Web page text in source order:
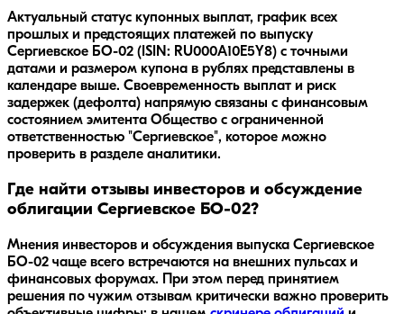
Актуальный статус купонных выплат, график всех
прошлых и предстоящих платежей по выпуску
Сергиевское БО-02 (ISIN: RU000A10E5Y8) с точными
датами и размером купона в рублях представлены в
календаре выше. Своевременность выплат и риск
задержек (дефолта) напрямую связаны с финансовым
состоянием эмитента Общество с ограниченной
ответственностью "Сергиевское", которое можно
проверить в разделе аналитики.
Где найти отзывы инвесторов и обсуждение
облигации Сергиевское БО-02?
Мнения инвесторов и обсуждения выпуска Сергиевское
БО-02 чаще всего встречаются на внешних пульсах и
финансовых форумах. При этом перед принятием
решения по чужим отзывам критически важно проверить